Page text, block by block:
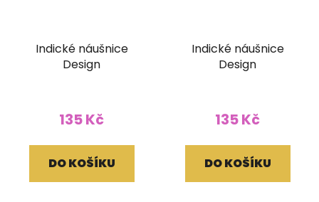
Indické náušnice
Design
135 Kč
DO KOŠÍKU
Indické náušnice
Design
135 Kč
DO KOŠÍKU